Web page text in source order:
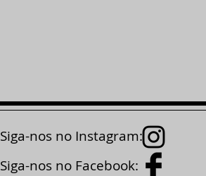
Siga-nos no Instagram:
Siga-nos no Facebook: